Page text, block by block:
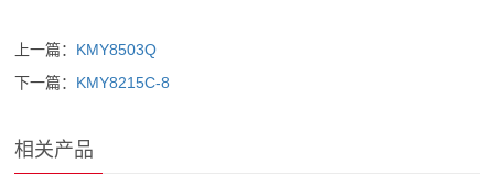
上一篇： KMY8503Q
下一篇： KMY8215C-8
相关产品